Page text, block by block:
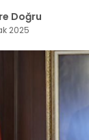
Doğru
2025